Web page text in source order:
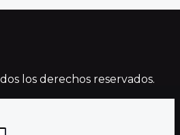
los derechos reservados.